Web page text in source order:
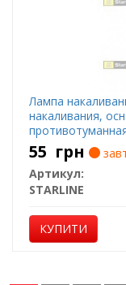
Лампа
накаливания,
фара, Лампа
Лампа
55 грн
Артикул:
STARLINE
КУПИТИ